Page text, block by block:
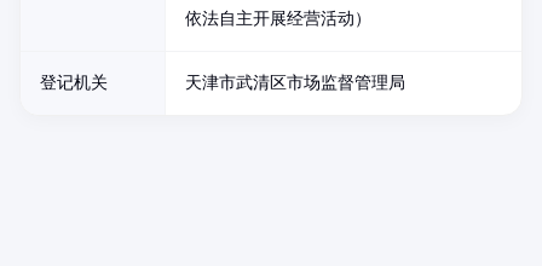
依法自主开展经营活动）
登记机关 天津市武清区市场监督管理局